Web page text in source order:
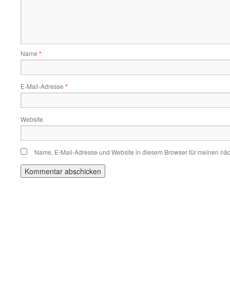
Name *
E-Mail-Adresse *
Website
Name, E-Mail-Adresse und Website in diesem Browser für meinen